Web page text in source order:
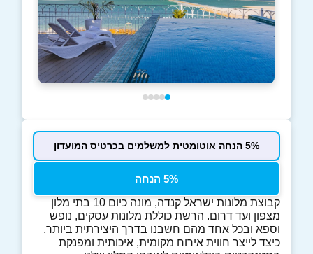
5% הנחה אוטומטית למשלמים בכרטיס המועדון
5% הנחה
קבוצת מלונות ישראל קנדה, מונה כיום 10 בתי מלון
מצפון ועד דרום. הרשת כוללת מלונות עסקים, נופש
וספא ובכל אחד מהם חשבנו בדרך היצירתית ביותר,
כיצד לייצר חווית אירוח מקומית, איכותית ומפנקת